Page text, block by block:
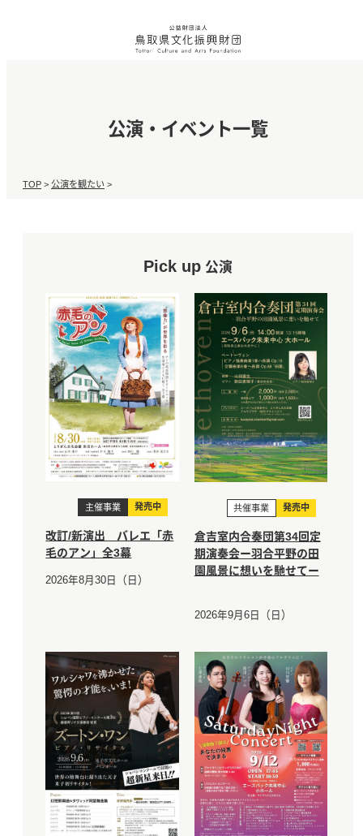
公演・イベント一覧
TOP > 公演を観たい >
Pick up 公演
主催事業 発売中
改訂/新演出 バレエ「赤
毛のアン」全3幕
2026年8月30日（日）
共催事業 発売中
倉吉室内合奏団第34回定
期演奏会ー羽合平野の田
園風景に想いを馳せてー
2026年9月6日（日）